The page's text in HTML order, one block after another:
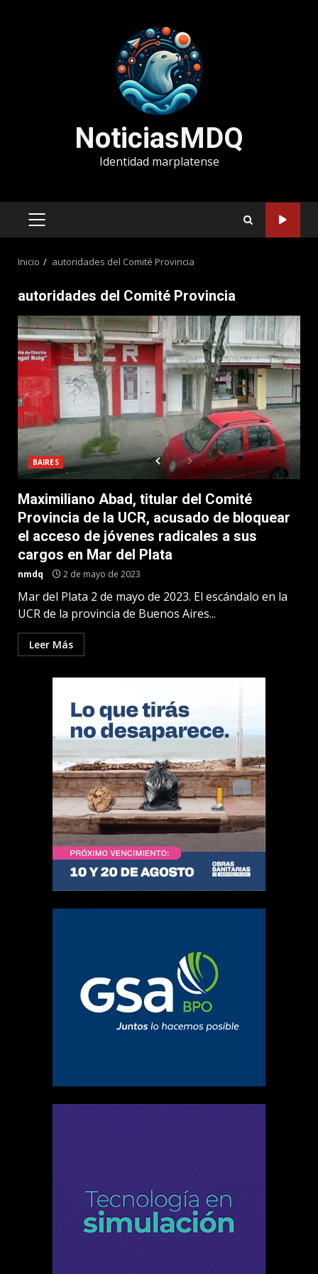
NoticiasMDQ
Identidad marplatense
MENÚ
Inicio autoridades del Comité Provincia
autoridades del Comité Provincia
BAIRES
Maximiliano Abad, titular del Comité
Provincia de la UCR, acusado de bloquear
el acceso de jóvenes radicales a sus
cargos en Mar del Plata
nmdq 2 de mayo de 2023
Mar del Plata 2 de mayo de 2023. El escándalo en la
UCR de la provincia de Buenos Aires...
Leer Más